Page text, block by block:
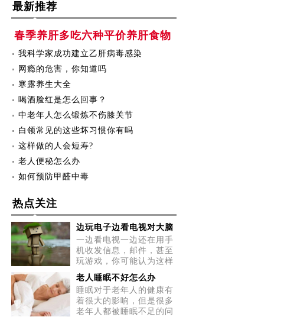
最新推荐
春季养肝多吃六种平价养肝食物
我科学家成功建立乙肝病毒感染
网瘾的危害，你知道吗
寒露养生大全
喝酒脸红是怎么回事？
中老年人怎么锻炼不伤膝关节
白领常见的这些坏习惯你有吗
这样做的人会短寿?
老人便秘怎么办
如何预防甲醛中毒
热点关注
边玩电子边看电视对大脑
一边看电视一边还在用手
机收发信息，邮件，甚至
玩游戏，你可能认为这样
做很
老人睡眠不好怎么办
睡眠对于老年人的健康有
着很大的影响，但是很多
老年人都被睡眠不足的问